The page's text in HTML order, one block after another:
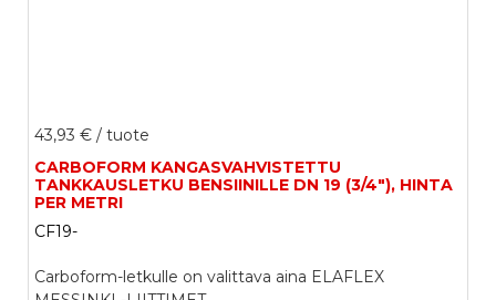
43,93 € / tuote
CARBOFORM KANGASVAHVISTETTU
TANKKAUSLETKU BENSIINILLE DN 19 (3/4"), HINTA
PER METRI
CF19-
Carboform-letkulle on valittava aina ELAFLEX